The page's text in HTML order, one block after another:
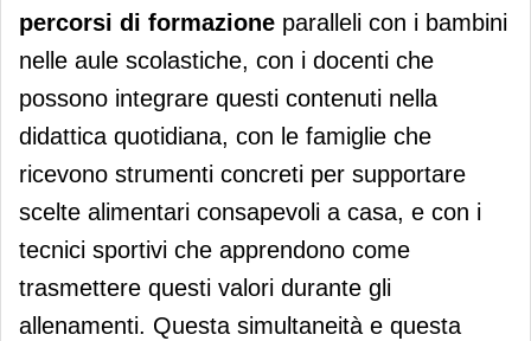
percorsi di formazione paralleli con i bambini
nelle aule scolastiche, con i docenti che
possono integrare questi contenuti nella
didattica quotidiana, con le famiglie che
ricevono strumenti concreti per supportare
scelte alimentari consapevoli a casa, e con i
tecnici sportivi che apprendono come
trasmettere questi valori durante gli
allenamenti. Questa simultaneità e questa